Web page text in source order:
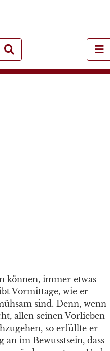
können, immer etwas
Vormittage, wie er
sind. Denn, wenn
allen seinen Vorlieben
so erfüllte er
an im Bewusstsein, dass